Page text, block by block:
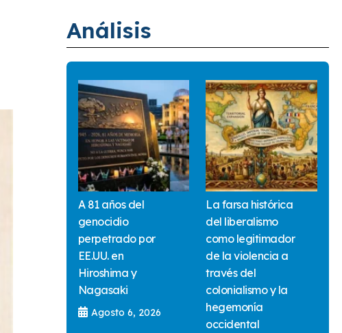
Análisis
A 81 años del
genocidio
perpetrado por
EE.UU. en
Hiroshima y
Nagasaki
Agosto 6, 2026
La farsa histórica
del liberalismo
como legitimador
de la violencia a
través del
colonialismo y la
hegemonía
occidental